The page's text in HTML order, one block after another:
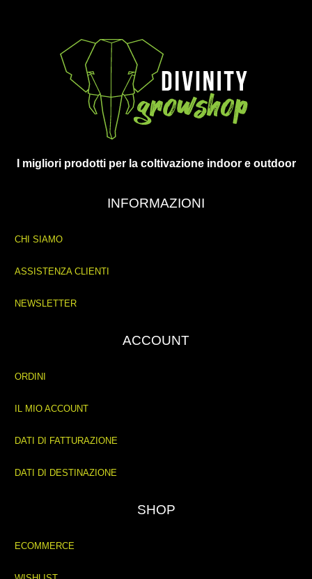
I migliori prodotti per la coltivazione indoor e outdoor
INFORMAZIONI
CHI SIAMO
ASSISTENZA CLIENTI
NEWSLETTER
ACCOUNT
ORDINI
IL MIO ACCOUNT
DATI DI FATTURAZIONE
DATI DI DESTINAZIONE
SHOP
ECOMMERCE